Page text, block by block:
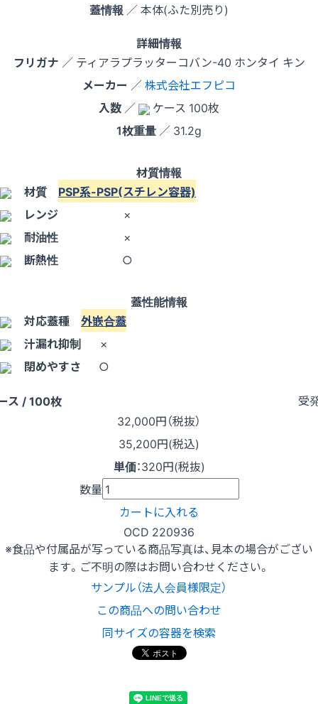
蓋情報 ／ 本体(ふた別売り)
詳細情報
フリガナ ／ ティアラプラッターコバン-40 ホンタイ キン
メーカー ／株式会社エフピコ
入数 ／
ケース 100枚
1枚重量 ／ 31.2g
材質情報
材質 PSP系-PSP(スチレン容器)
レンジ
×
耐油性
×
断熱性
○
蓋性能情報
対応蓋種 外嵌合蓋
汁漏れ抑制
×
閉めやすさ
○
ス / 100枚
受
32,000円（税抜）
35,200円(税込)
単価：320円(税抜)
数量
カートに入れる
OCD 220936
※食品や付属品が写っている商品写真は、見本の場合がござい
ます。ご不明の際はお問い合わせください。
サンプル（法人会員様限定）
この商品への問い合わせ
同サイズの容器を検索